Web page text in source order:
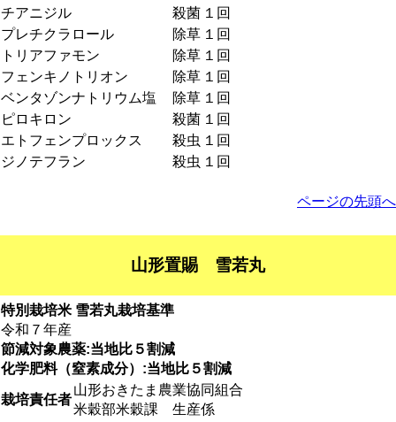
チアニジル
殺菌 １回
プレチクラロール
除草 １回
トリアファモン
除草 １回
フェンキノトリオン
除草 １回
ベンタゾンナトリウム塩
除草 １回
ピロキロン
殺菌 １回
エトフェンプロックス
殺虫 １回
ジノテフラン
殺虫 １回
ページの先頭へ
山形置賜 雪若丸
特別栽培米 雪若丸栽培基準
令和７年産
節減対象農薬:当地比５割減
化学肥料（窒素成分）:当地比５割減
栽培責任者
山形おきたま農業協同組合
米穀部米穀課 生産係